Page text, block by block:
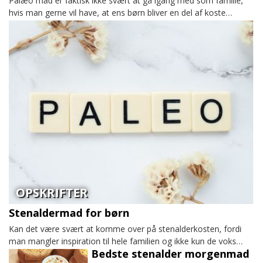
hvis man gerne vil have, at ens børn bliver en del af koste…
OPSKRIFTER
Stenaldermad for børn
Kan det være svært at komme over på stenalderkosten, fordi
man mangler inspiration til hele familien og ikke kun de voks…
Bedste stenalder morgenmad